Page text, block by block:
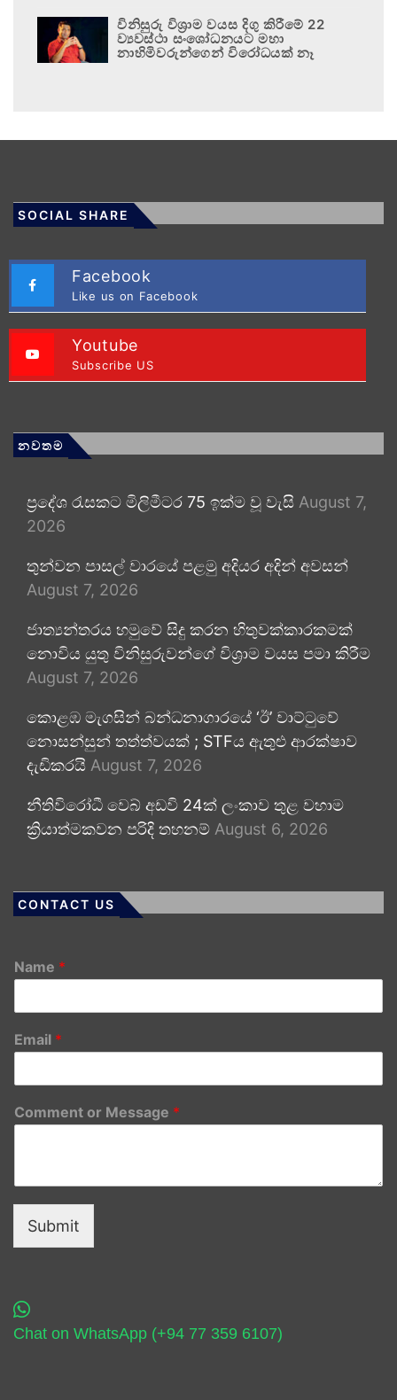
විනිසුරු විශ්‍රාම වයස දිගු කිරීමේ 22
ව්‍යවස්ථා සංශෝධනයට මහා
නාහිමිවරුන්ගෙන් විරෝධයක් නෑ
SOCIAL SHARE
Facebook
Like us on Facebook
Youtube
Subscribe US
නවතම
ප්‍රදේශ රැසකට මිලිමීටර 75 ඉක්ම වූ වැසි August 7,
2026
තුන්වන පාසල් වාරයේ පළමු අදියර අදින් අවසන්
August 7, 2026
ජාත්‍යන්තරය හමුවේ සිදු කරන හිතුවක්කාරකමක්
නොවිය යුතු විනිසුරුවන්ගේ විශ්‍රාම වයස පමා කිරීම
August 7, 2026
කොළඹ මැගසින් බන්ධනාගාරයේ ‘ඊ’ වාට්ටුවේ
නොසන්සුන් තත්ත්වයක් ; STFය ඇතුළු ආරක්ෂාව
දැඩිකරයි August 7, 2026
නීතිවිරෝධී වෙබ් අඩවි 24ක් ලංකාව තුළ වහාම
ක්‍රියාත්මකවන පරිදි තහනම් August 6, 2026
CONTACT US
Name *
Email *
Comment or Message *
Submit
Chat on WhatsApp (+94 77 359 6107)